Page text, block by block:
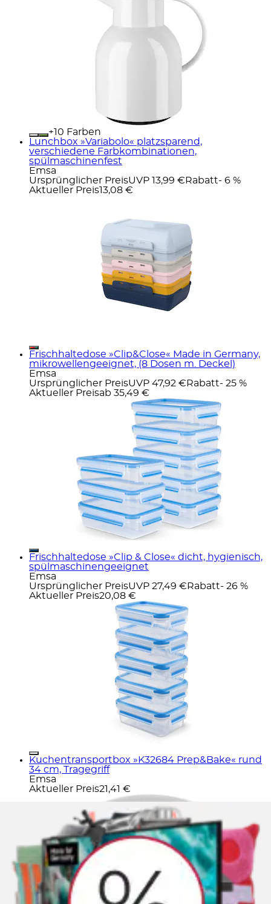
+
Farben
Lunchbox »Variabolo« platzsparend,
verschiedene Farbkombinationen,
spülmaschinenfest
Emsa
Ursprünglicher PreisUVP 13,99 € Rabatt- 6 %
Aktueller Preis13,08 €
Frischhaltedose »Clip&Close« Made in Germany,
mikrowellengeeignet, (8 Dosen m. Deckel)
Emsa
Ursprünglicher PreisUVP 47,92 € Rabatt- 25 %
Aktueller Preisab 35,49 €
Frischhaltedose »Clip & Close« dicht, hygienisch,
spülmaschinengeeignet
Emsa
Ursprünglicher PreisUVP 27,49 € Rabatt- 26 %
Aktueller Preis20,08 €
Kuchentransportbox »K32684 Prep&Bake« rund
34 cm, Tragegriff
Emsa
Aktueller Preis21,41 €